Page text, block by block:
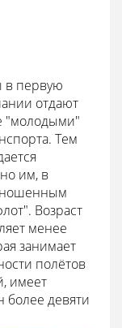
в первую
отдают
"молодыми"
Тем
им, в
Возраст
менее
занимает
полётов
имеет
более девяти